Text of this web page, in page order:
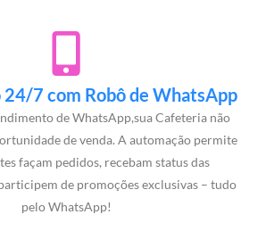
7 com Robô de WhatsApp
de WhatsApp,sua Cafeteria não
de venda. A automação permite
façam pedidos, recebam status das
de promoções exclusivas – tudo
pelo WhatsApp!